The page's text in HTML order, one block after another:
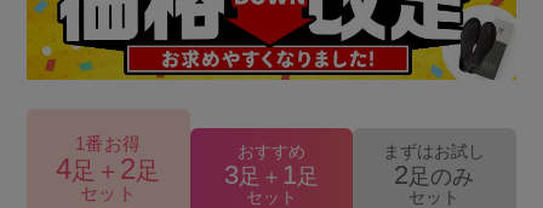
1番お得
4足＋ 2足
セット
おすすめ
3足＋ 1足
セット
まずはお試し
2 足のみ
セット